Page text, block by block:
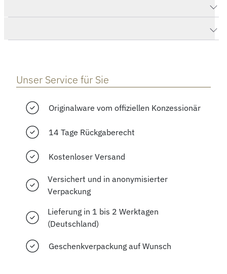
Unser Service für Sie
Originalware vom offiziellen Konzessionär
14 Tage Rückgaberecht
Kostenloser Versand
Versichert und in anonymisierter
Verpackung
Lieferung in 1 bis 2 Werktagen
(Deutschland)
Geschenkverpackung auf Wunsch